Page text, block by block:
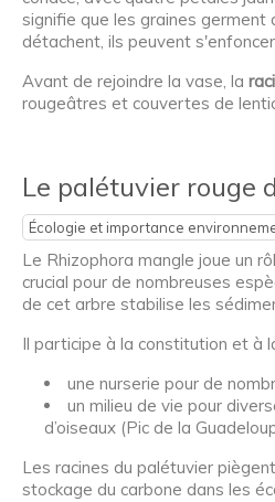
signifie que les graines germent
détachent, ils peuvent
Avant de rejoindre la vase, la
rougeâtres et couvertes de
Le palétuvier rouge
Écologie et importance
Le Rhizophora mangle joue un
crucial pour de nombreuses
de cet arbre stabilise les
Il participe à la constitution et à
une nurserie pour de
un milieu de vie pour
d’oiseaux (Pic de la
Les racines du palétuvier
stockage du carbone dans les